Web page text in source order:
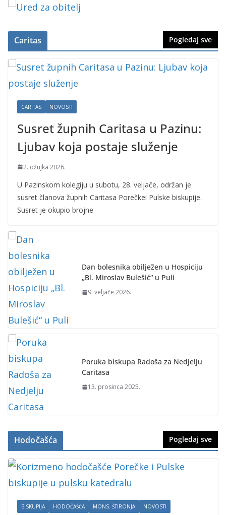
Caritas Pogledaj sve
CARITAS NOVOSTI
Susret župnih Caritasa u Pazinu:
Ljubav koja postaje služenje
2. ožujka 2026.
U Pazinskom kolegiju u subotu, 28. veljače, održan je
susret članova župnih Caritasa Porečkei Pulske biskupije.
Susret je okupio brojne
Dan bolesnika obilježen u Hospiciju
„Bl. Miroslav Bulešić“ u Puli
9. veljače 2026.
Poruka biskupa Radoša za Nedjelju
Caritasa
13. prosinca 2025.
Hodočašća Pogledaj sve
BISKUPIJA HODOČAŠĆA MONS. ŠTIRONJA NOVOSTI